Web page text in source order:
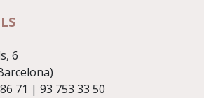
6
71 | 93 753 33 50